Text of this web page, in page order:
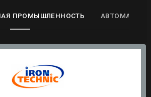
ПРОМЫШЛЕННОСТЬ